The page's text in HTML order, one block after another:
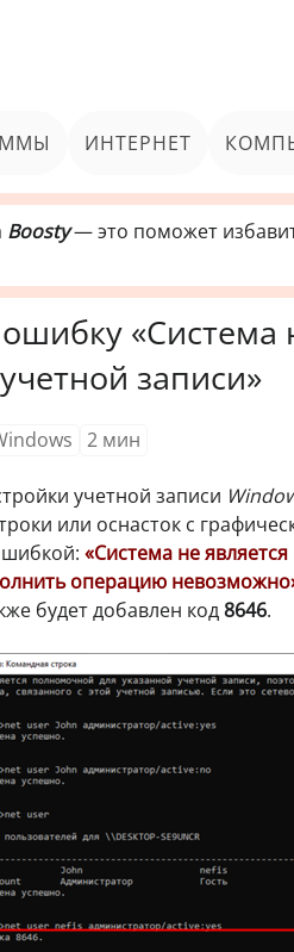
ИНТЕРНЕТ
Boosty— это поможет
записи»
2 мин
учетной записи
или оснасток с
«Система не
операцию
будет добавлен код8646.